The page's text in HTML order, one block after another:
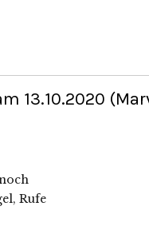
13.10.2020
Rufe